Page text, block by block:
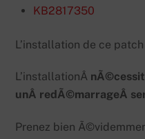
KB2817350
L’installation de ce
L’installationÂ
unÂ redÃ©marrageÂ
Prenez bien